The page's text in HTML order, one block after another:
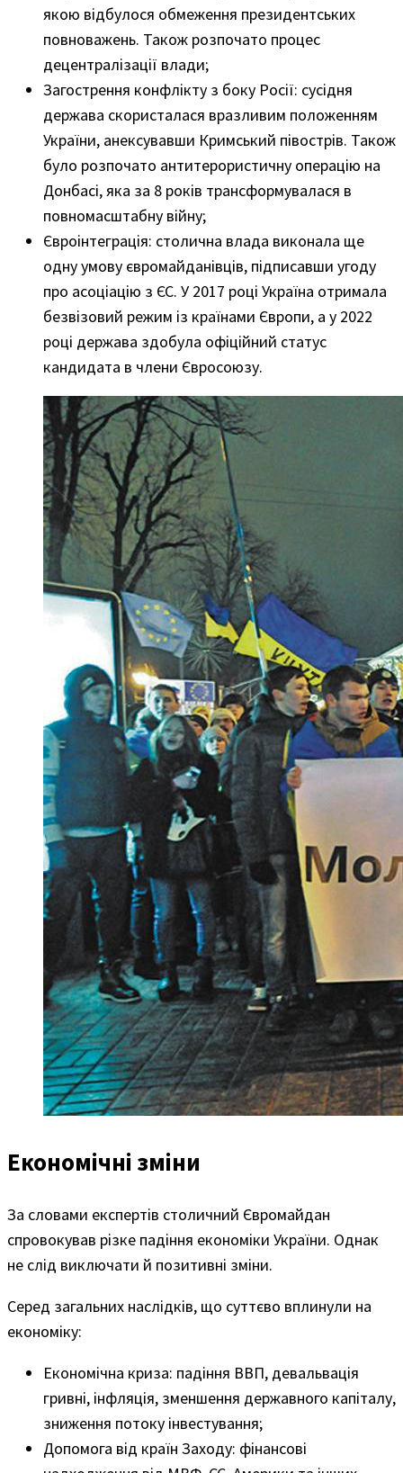
якою відбулося обмеження президентських
повноважень. Також розпочато процес
децентралізації влади;
Загострення конфлікту з боку Росії: сусідня
держава скористалася вразливим положенням
України, анексувавши Кримський півострів. Також
було розпочато антитерористичну операцію на
Донбасі, яка за 8 років трансформувалася в
повномасштабну війну;
Євроінтеграція: столична влада виконала ще
одну умову євромайданівців, підписавши угоду
про асоціацію з ЄС. У 2017 році Україна отримала
безвізовий режим із країнами Європи, а у 2022
році держава здобула офіційний статус
кандидата в члени Євросоюзу.
Економічні зміни
За словами експертів столичний Євромайдан
спровокував різке падіння економіки України. Однак
не слід виключати й позитивні зміни.
Серед загальних наслідків, що суттєво вплинули на
економіку:
Економічна криза: падіння ВВП, девальвація
гривні, інфляція, зменшення державного капіталу,
зниження потоку інвестування;
Допомога від країн Заходу: фінансові